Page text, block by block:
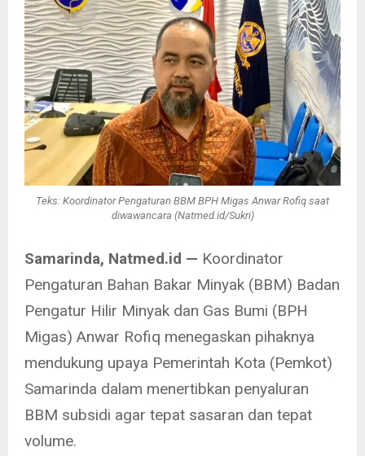
Teks: Koordinator Pengaturan BBM BPH Migas Anwar Rofiq saat
diwawancara (Natmed.id/Sukri)
Samarinda, Natmed.id — Koordinator
Pengaturan Bahan Bakar Minyak (BBM) Badan
Pengatur Hilir Minyak dan Gas Bumi (BPH
Migas) Anwar Rofiq menegaskan pihaknya
mendukung upaya Pemerintah Kota (Pemkot)
Samarinda dalam menertibkan penyaluran
BBM subsidi agar tepat sasaran dan tepat
volume.